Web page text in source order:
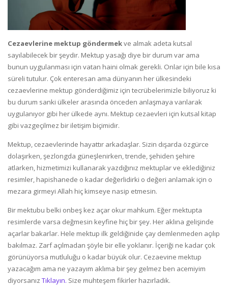
Cezaevlerine mektup göndermekve almak adeta kutsal
sayılabilecek bir şeydir. Mektup yasağı diye bir durum var ama
bunun uygulanması için vatan haini olmak gerekli. Onlar için bile kısa
süreli tutulur. Çok enteresan ama dünyanın her ülkesindeki
cezaevlerine mektup gönderdiğimiz için tecrübelerimizle biliyoruz ki
bu durum sanki ülkeler arasında önceden anlaşmaya varılarak
uygulanıyor gibi her ülkede aynı. Mektup cezaevleri için kutsal kitap
gibi vazgeçilmez bir iletişim biçimidir.
Mektup, cezaevlerinde hayattır arkadaşlar. Sizin dışarda özgürce
dolaşırken, şezlongda güneşlenirken, trende, şehiden şehire
atlarken, hizmetimizi kullanarak yazdığınız mektuplar ve eklediğiniz
resimler, hapishanede o kadar değerlidirki o değeri anlamak için o
mezara girmeyi Allah hiç kimseye nasip etmesin.
Bir mektubu belki onbeş kez açar okur mahkum. Eğer mektupta
resimlerde varsa değmesin keyfine hiç bir şey. Her aklına gelişinde
açarlar bakarlar. Hele mektup ilk geldiğinide çay demlenmeden açılıp
bakılmaz. Zarf açılmadan şöyle bir elle yoklanır. İçeriği ne kadar çok
görünüyorsa mutluluğu o kadar büyük olur. Cezaevine mektup
yazacağım ama ne yazayım aklıma bir şey gelmez ben acemiyim
diyorsanız Tıklayın. Size muhteşem fikirler hazırladık.